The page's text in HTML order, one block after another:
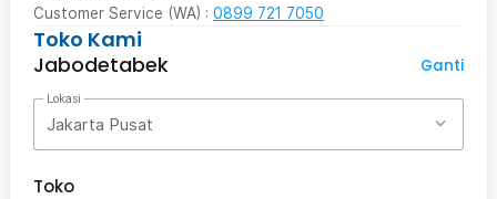
Customer Service (WA) : 0899 721 7050
Toko Kami
Jabodetabek
Ganti
Lokasi
Jakarta Pusat
Toko